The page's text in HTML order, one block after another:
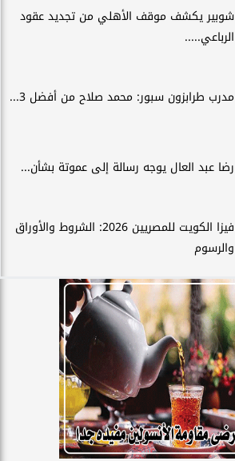
شوبير يكشف موقف الأهلي من تجديد عقود
الرباعي.....
مدرب طرابزون سبور: محمد صلاح من أفضل 3...
رضا عبد العال يوجه رسالة إلى عموتة بشأن...
فيزا الكويت للمصريين 2026: الشروط والأوراق
والرسوم